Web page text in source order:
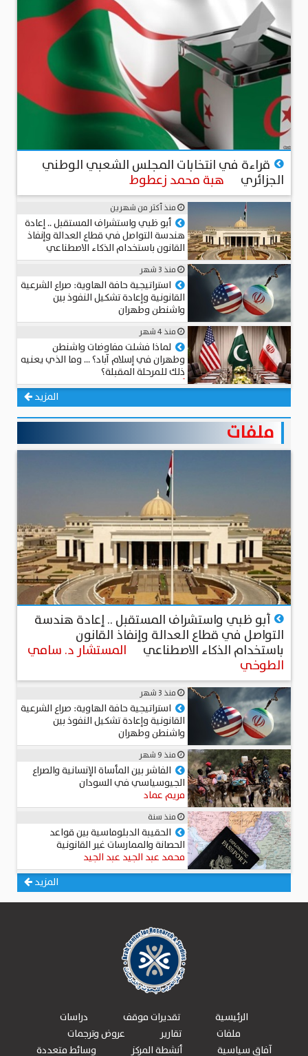
قراءة في انتخابات المجلس الشعبي الوطني
الجزائري هبة محمد زعطوط
منذ أكثر من شهرين
أبو ظبي واستشراف المستقبل .. إعادة
هندسة التواصل في قطاع العدالة وإنفاذ
القانون باستخدام الذكاء الاصطناعي
المستشار د. سامي الطوخي
منذ 3 شهر
استراتيجية حافة الهاوية: صراع الشرعية
القانونية وإعادة تشكيل النفوذ بين
واشنطن وطهران
عميد د. محمد حجاب
منذ 4 شهر
لماذا فشلت مفاوضات واشنطن
وطهران في إسلام آباد؟ … وما الذي يعنيه
ذلك للمرحلة المقبلة؟
أحمد مهدي
المزيد
ملفات
منذ أكثر من شهرين
أبو ظبي واستشراف المستقبل .. إعادة هندسة
التواصل في قطاع العدالة وإنفاذ القانون
باستخدام الذكاء الاصطناعي المستشار د. سامي
الطوخي
منذ 3 شهر
استراتيجية حافة الهاوية: صراع الشرعية
القانونية وإعادة تشكيل النفوذ بين
واشنطن وطهران
عميد د. محمد حجاب
منذ 9 شهر
الفاشر بين المأساة الإنسانية والصراع
الجيوسياسي في السودان
مريم عماد
منذ سنة
الحقيبة الدبلوماسية بين قواعد
الحصانة والممارسات غير القانونية
محمد عبد الجيد عبد الجيد
المزيد
الرئيسية تقديرات موقف
دراسات
ملفات
تقارير
عروض وترجمات
آفاق سياسية
أنشطة المركز وسائط متعددة